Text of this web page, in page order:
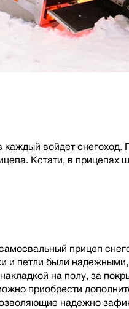
войдет
Кстати, в
прицеп
петли были
на полу, за
приобрести
надежно